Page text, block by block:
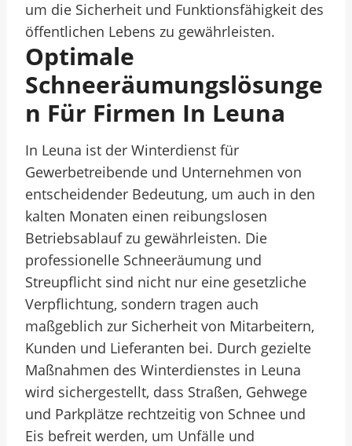
um die Sicherheit und Funktionsfähigkeit des
öffentlichen Lebens zu gewährleisten.
Optimale
Schneeräumungslösunge
N Für Firmen In Leuna
In Leuna ist der Winterdienst für
Gewerbetreibende und Unternehmen von
entscheidender Bedeutung, um auch in den
kalten Monaten einen reibungslosen
Betriebsablauf zu gewährleisten. Die
professionelle Schneeräumung und
Streupflicht sind nicht nur eine gesetzliche
Verpflichtung, sondern tragen auch
maßgeblich zur Sicherheit von Mitarbeitern,
Kunden und Lieferanten bei. Durch gezielte
Maßnahmen des Winterdienstes in Leuna
wird sichergestellt, dass Straßen, Gehwege
und Parkplätze rechtzeitig von Schnee und
Eis befreit werden, um Unfälle und